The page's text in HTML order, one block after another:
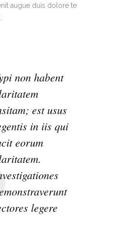
augue duis dolore te
non habent
est usus
in iis qui
eorum
legere